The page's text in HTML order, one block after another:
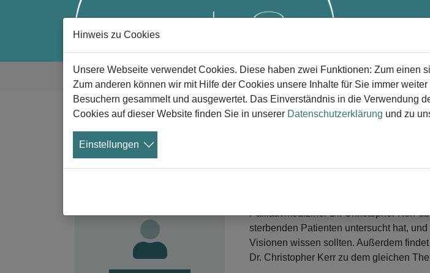
Zum Hauptinhalt springen
Sie sind hier:
Gute Trauer Alle News News Details
Werden Sie
Mitglied!
„Wie Menschen
In einem Podcast (englischsprachig)
Palliativmediziner Dr. Christopher Kerr
sterbenden Patienten untersucht hat,
Visionen wissen sollten. Außerdem
Dr. Christopher Kerr zu dem gleichen
Hinweis zu Cookies
Unsere Webseite verwendet Cookies. Diese haben zwei Funktionen: Zum einen
Zum anderen können wir mit Hilfe der Cookies unsere Inhalte für Sie immer
Besuchern gesammelt und ausgewertet. Das Einverständnis in die Verwendung
Cookies auf dieser Website finden Sie in unserer Datenschutzerklärung und zu
Einstellungen